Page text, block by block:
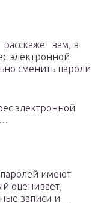
вам, в
электронной
сменить пароли
электронной
имеют
оценивает,
записи и